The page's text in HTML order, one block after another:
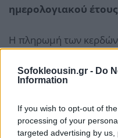
Sofokleousin.gr - Do
Information
If you wish to opt-out of
processing of your
targeted advertising by
ημερολογιακού
Η πληρωμή των κερδών
δηλώσει ή θα δηλώσει
«Μητρώο και
απαιτείται να